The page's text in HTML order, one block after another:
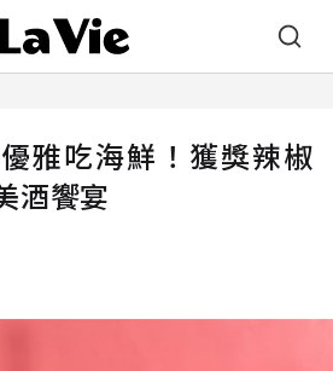
雅吃海鮮！獲獎辣椒
酒饗宴